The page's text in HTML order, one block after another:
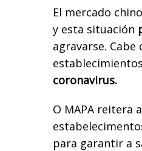
El mercado
y esta situación
agravarse.
coronavirus.
O MAPA reitera
para garantir a